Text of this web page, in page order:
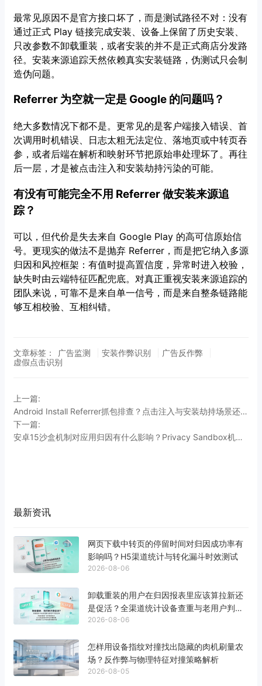
最常见原因不是官方接口坏了，而是测试路径不对：没有
通过正式 Play 链接完成安装、设备上保留了历史安装、
只改参数不卸载重装，或者安装的并不是正式商店分发路
径。安装来源追踪天然依赖真实安装链路，伪测试只会制
造伪问题。
Referrer 为空就一定是 Google 的问题吗？
绝大多数情况下都不是。更常见的是客户端接入错误、首
次调用时机错误、日志太粗无法定位、落地页或中转页吞
参，或者后端在解析和映射环节把原始串处理坏了。再往
后一层，才是被点击注入和安装劫持污染的可能。
有没有可能完全不用 Referrer 做安装来源追
踪？
可以，但代价是失去来自 Google Play 的高可信原始信
号。更现实的做法不是抛弃 Referrer，而是把它纳入多源
归因和风控框架：有值时提高置信度，异常时进入校验，
缺失时由云端特征匹配兜底。对真正重视安装来源追踪的
团队来说，可靠不是来自单一信号，而是来自整条链路能
够互相校验、互相纠错。
文章标签： 广告监测 安装作弊识别
广告反作弊
虚假点击识别
上一篇:
Android Install Referrer抓包排查？点击注入与安装劫持场景还原与自检指南
下一篇:
安卓15沙盒机制对应用归因有什么影响？Privacy Sandbox机制对比与算法白皮书
最新资讯
网页下载中转页的停留时间对归因成功率有
影响吗？H5渠道统计与转化漏斗时效测试
2026-08-06
卸载重装的用户在归因报表里应该算拉新还
是促活？全渠道统计设备查重与老用户判定
标准
2026-08-06
怎样用设备指纹对撞找出隐藏的肉机刷量农
场？反作弊与物理特征对撞策略解析
2026-08-05